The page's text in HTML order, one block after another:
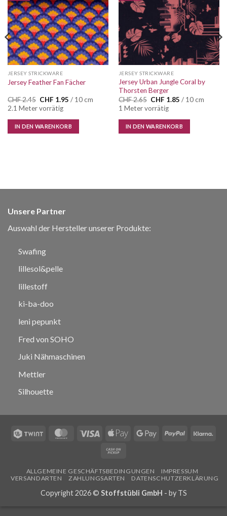
JERSEY STRICKWARE
Jersey Feather Fan Fächer
CHF2.45 Ursprünglicher
Preis
war:
CHF 2.45
CHF 1.95Aktueller
CHF 1.95.
/ 10 cm
2.1 Meter vorrätig
IN DEN WARENKORB
JERSEY STRICKWARE
Jersey Urban Jungle Coral by
Thorsten Berger
CHF2.65 Ursprünglicher
Preis
war:
CHF 2.65
CHF 1.85Aktueller
CHF 1.85.
/ 10 cm
1 Meter vorrätig
IN DEN WARENKORB
Unsere Partner
Auswahl der Hersteller unserer Produkte:
Swafing
lillesol&pelle
lillestoff
ki-ba-doo
leni pepunkt
Fred von SOHO
Juki Nähmaschinen
Mettler
Silhouette
Twint MasterCard
Visa
Apple
Google PayPal
Pickup
ALLGEMEINE GESCHÄFTSBEDINGUNGEN
IMPRESSUM
VERSANDARTEN
ZAHLUNGSARTEN DATENSCHUTZERKLÄRUNG
Copyright 2026 © Stoffstübli GmbH - by TS